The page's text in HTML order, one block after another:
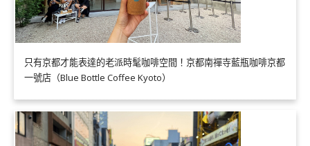
只有京都才能表達的老派時髦咖啡空間！京都南禪寺藍瓶咖啡京都
一號店（Blue Bottle Coffee Kyoto）